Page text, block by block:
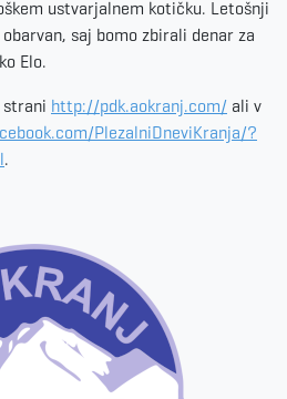
ustvarjalnem kotičku. Letošnji
saj bomo zbirali denar za
Elo.
strani http://pdk.aokranj.com/ ali v
PlezalniDneviKranja/?
.